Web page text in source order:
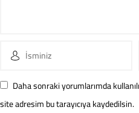
Daha sonraki yorumlarımda
site adresim bu tarayıcıya kaydedilsin.